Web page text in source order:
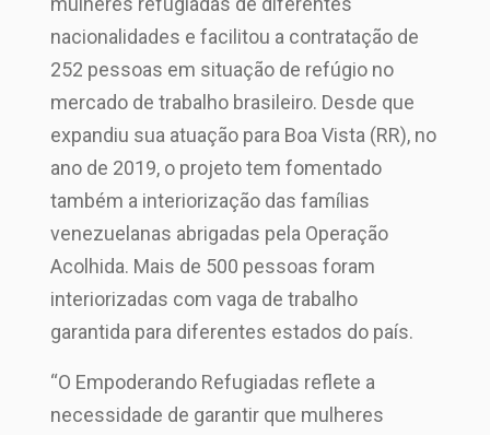
nacionalidades e facilitou a contratação de
252 pessoas em situação de refúgio no
mercado de trabalho brasileiro. Desde que
expandiu sua atuação para Boa Vista (RR), no
ano de 2019, o projeto tem fomentado
também a interiorização das famílias
venezuelanas abrigadas pela Operação
Acolhida. Mais de 500 pessoas foram
interiorizadas com vaga de trabalho
garantida para diferentes estados do país.
“O Empoderando Refugiadas reflete a
necessidade de garantir que mulheres